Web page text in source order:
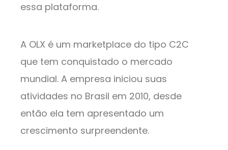
essa plataforma.
A OLX é um marketplace do tipo C2C
que tem conquistado o mercado
mundial. A empresa iniciou suas
atividades no Brasil em 2010, desde
então ela tem apresentado um
crescimento surpreendente.